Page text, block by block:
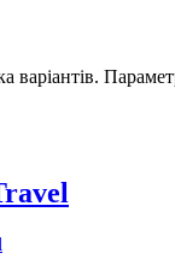
варіантів.